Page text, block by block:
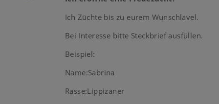
Ich Züchte bis zu eurem Wunschlavel.
Bei Interesse bitte Steckbrief ausfüllen.
Beispiel:
Name:Sabrina
Rasse:Lippizaner